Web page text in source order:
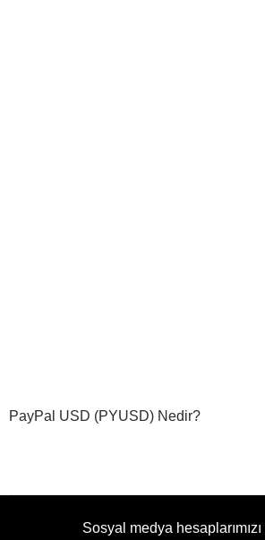
PayPal USD (PYUSD) Nedir?
Sosyal medya